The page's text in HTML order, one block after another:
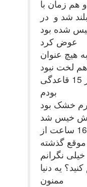
هم زمان با
شد و در
شده بود
عوض کرد
هیچ عنوان
لخت نبود
فقط خیلی خیلی نگرانم چون روز 15 قاعدگی
بودم
خشک بود
خیس شد
من هیچ قرصی نخوردم و الان 16 ساعت از
گذشته
خیلی نگرانم
یه دنیا
ممنون